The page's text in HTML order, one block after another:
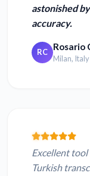
astonished
accuracy.
RC Rosario
Milan, Italy
Excellent
Turkish